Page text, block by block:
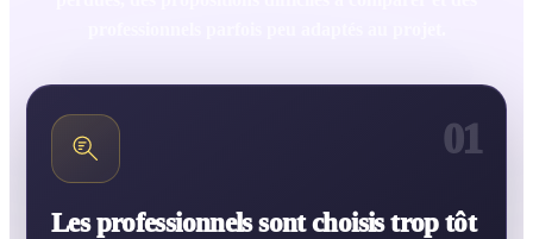
01
Les professionnels sont choisis trop tôt